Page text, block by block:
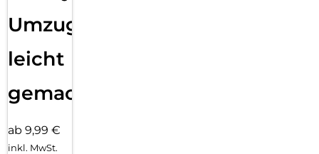
Umzug
leicht
gemacht!
ab 9,99 €
inkl. MwSt.